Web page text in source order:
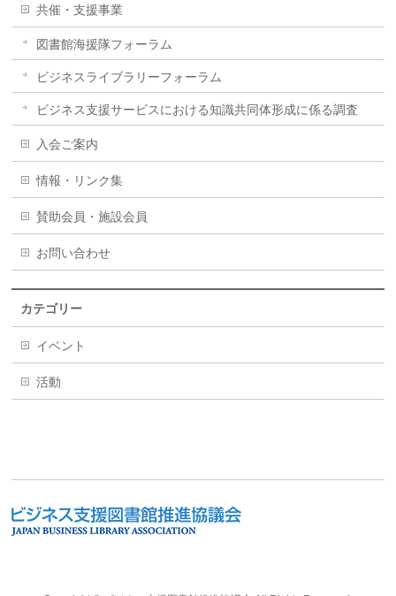
共催・支援事業
図書館海援隊フォーラム
ビジネスライブラリーフォーラム
ビジネス支援サービスにおける知識共同体形成に係る調査
入会ご案内
情報・リンク集
賛助会員・施設会員
お問い合わせ
カテゴリー
イベント
活動